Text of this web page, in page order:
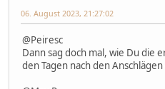
06. August 2023, 21:27:02
@Peiresc
Dann sag doch mal, wie Du die
den Tagen nach den